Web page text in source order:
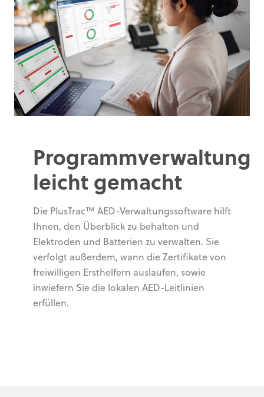
Programmverwaltung
leicht gemacht
Die PlusTrac™ AED-Verwaltungssoftware hilft
Ihnen, den Überblick zu behalten und
Elektroden und Batterien zu verwalten. Sie
verfolgt außerdem, wann die Zertifikate von
freiwilligen Ersthelfern auslaufen, sowie
inwiefern Sie die lokalen AED-Leitlinien
erfüllen.